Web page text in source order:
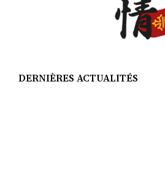
DERNIÈRES ACTUALITÉS